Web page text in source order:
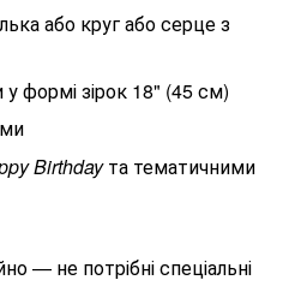
або круг або серце з
формі зірок 18" (45 см)
Birthdayта тематичними
— не потрібні спеціальні